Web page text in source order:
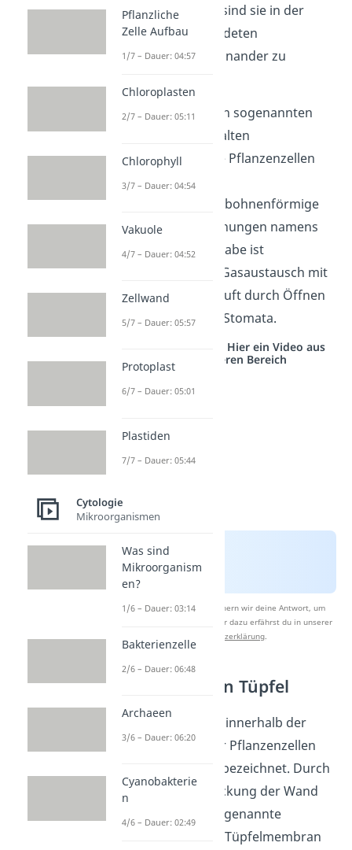
bestehen bleiben, sind sie in der
Lage, die neu gebildeten
Tochterzellen miteinander zu
Abgesehen von den sogenannten
Schließzellen enthalten
wahrscheinlich alle Pflanzenzellen
Plasmodesmen.
sind bohnenförmige
Zellen mit Spaltöffnungen namens
Stomata. Ihre Aufgabe ist
insbesondere der Gasaustausch mit
der umliegenden Luft durch Öffnen
und Schließen der Stomata.
Studyflix vernetzt: Hier ein Video aus
einem anderen Bereich
Nach Beantwortung speichern wir deine Antwort, um
Studyflix zu verbessern. Mehr dazu erfährst du in unserer
Datenschutzerklärung.
Plasmodesmen Tüpfel
Die Aussparungen innerhalb der
Sekundärwand
der Pflanzenzellen
werden als Tüpfel bezeichnet. Durch
eine weitere Verdickung der Wand
entstehen dann sogenannte
. Eine Tüpfelmembran
Pflanzliche
Zelle Aufbau
1/7 – Dauer: 04:57
Chloroplasten
2/7 – Dauer: 05:11
Chlorophyll
3/7 – Dauer: 04:54
Vakuole
4/7 – Dauer: 04:52
Zellwand
5/7 – Dauer: 05:57
Protoplast
6/7 – Dauer: 05:01
Plastiden
7/7 – Dauer: 05:44
Cytologie
Mikroorganismen
Was sind
Mikroorganism
en?
1/6 – Dauer: 03:14
Bakterienzelle
2/6 – Dauer: 06:48
Archaeen
3/6 – Dauer: 06:20
Cyanobakterie
n
4/6 – Dauer: 02:49